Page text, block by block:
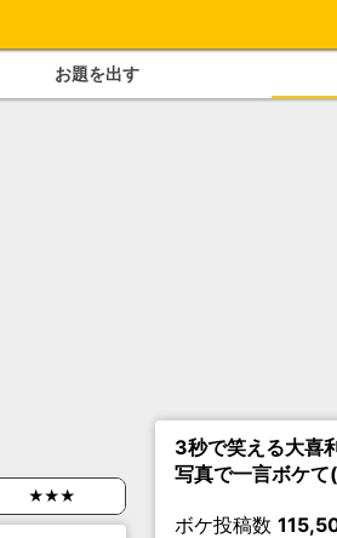
お題を出す
★★★
3秒で笑える大喜
写真で一言ボケ
ボケ投稿数